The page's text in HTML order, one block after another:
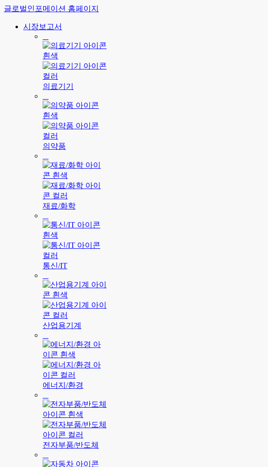
글로벌인포메이션 홈페이지
시장보고서
의료기기
의약품
재료/화학
통신/IT
산업용기계
에너지/환경
전자부품/반도체